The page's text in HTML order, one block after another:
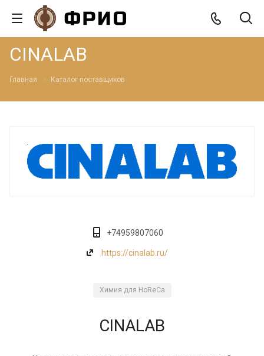
CINALAB
Главная Каталог поставщиков
+74959807060
https://cinalab.ru/
Химия для HoReCa
CINALAB